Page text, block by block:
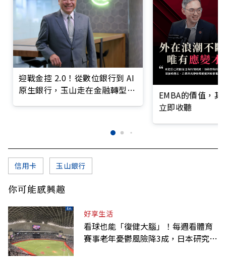
迎戰金控 2.0！從數位銀行到 AI
原生銀行，玉山走在金融轉型最
EMBA的價值，
立即收聽
信用卡 玉山銀行
你可能感興趣
好享生活
看球也能「復健大腦」！每週看體育
賽事老年憂鬱風險降3成，日本研究：